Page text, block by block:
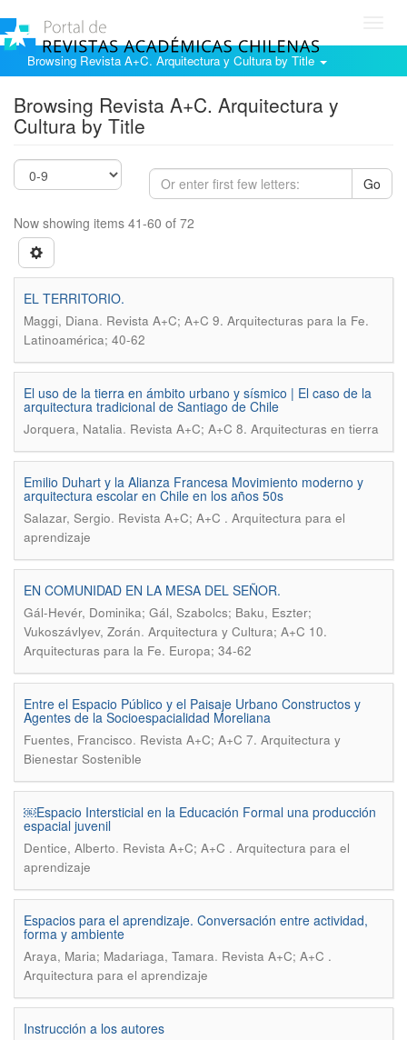
Browsing Revista A+C. Arquitectura y Cultura by Title
Browsing Revista A+C. Arquitectura y
Cultura by Title
Go
Now showing items 41-60 of 72
EL TERRITORIO.
Maggi, Diana. Revista A+C; A+C 9. Arquitecturas para la Fe.
Latinoamérica; 40-62
El uso de la tierra en ámbito urbano y sísmico | El caso de la
arquitectura tradicional de Santiago de Chile
Jorquera, Natalia. Revista A+C; A+C 8. Arquitecturas en tierra
Emilio Duhart y la Alianza Francesa Movimiento moderno y
arquitectura escolar en Chile en los años 50s
Salazar, Sergio. Revista A+C; A+C . Arquitectura para el
aprendizaje
EN COMUNIDAD EN LA MESA DEL SEÑOR.
Gál-Hevér, Dominika; Gál, Szabolcs; Baku, Eszter;
Vukoszávlyev, Zorán. Arquitectura y Cultura; A+C 10.
Arquitecturas para la Fe. Europa; 34-62
Entre el Espacio Público y el Paisaje Urbano Constructos y
Agentes de la Socioespacialidad Moreliana
Fuentes, Francisco. Revista A+C; A+C 7. Arquitectura y
Bienestar Sostenible
￼Espacio Intersticial en la Educación Formal una producción
espacial juvenil
Dentice, Alberto. Revista A+C; A+C . Arquitectura para el
aprendizaje
Espacios para el aprendizaje. Conversación entre actividad,
forma y ambiente
Araya, Maria; Madariaga, Tamara. Revista A+C; A+C .
Arquitectura para el aprendizaje
Instrucción a los autores